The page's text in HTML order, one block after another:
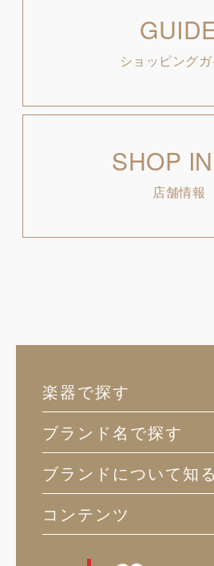
ショッピング
SHOP
店舗情報
楽器で探す
ブランド名で探す
ブランドについて知る
コンテンツ